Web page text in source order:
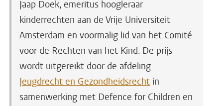
Jaap Doek, emeritus hoogleraar
kinderrechten aan de Vrije Universiteit
Amsterdam en voormalig lid van het Comité
voor de Rechten van het Kind. De prijs
wordt uitgereikt door de afdeling
Jeugdrecht en Gezondheidsrecht in
samenwerking met Defence for Children en